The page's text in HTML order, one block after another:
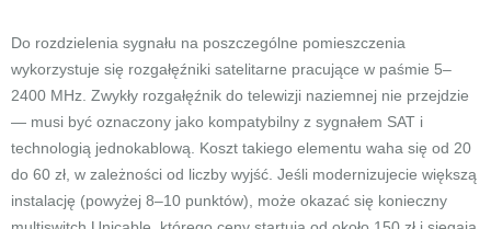
Do rozdzielenia sygnału na poszczególne pomieszczenia
wykorzystuje się rozgałęźniki satelitarne pracujące w paśmie 5–
2400 MHz. Zwykły rozgałęźnik do telewizji naziemnej nie przejdzie
— musi być oznaczony jako kompatybilny z sygnałem SAT i
technologią jednokablową. Koszt takiego elementu waha się od 20
do 60 zł, w zależności od liczby wyjść. Jeśli modernizujecie większą
instalację (powyżej 8–10 punktów), może okazać się konieczny